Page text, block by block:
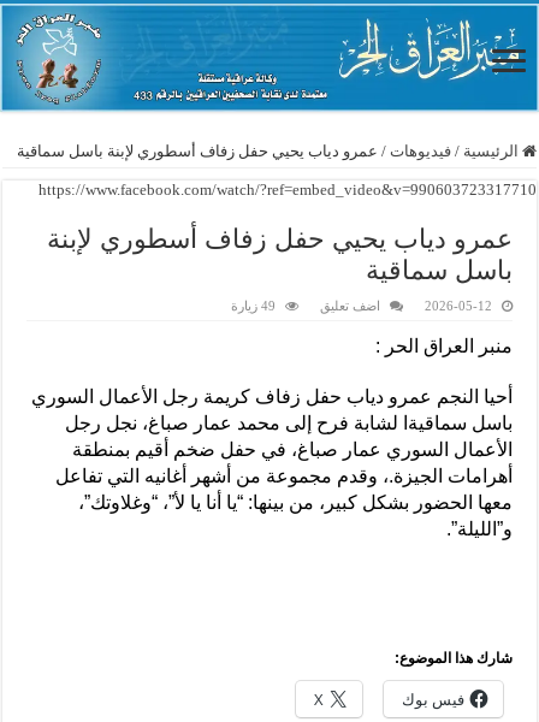
الرئيسية / فيديوهات / عمرو دياب يحيي حفل زفاف أسطوري لإبنة باسل سماقية
https://www.facebook.com/watch/?ref=embed_video&v=990603723317710
عمرو دياب يحيي حفل زفاف أسطوري لإبنة
باسل سماقية
2026-05-12 اضف تعليق 49 زيارة
منبر العراق الحر :
أحيا النجم عمرو دياب حفل زفاف كريمة رجل الأعمال السوري
باسل سماقيةا لشابة فرح إلى محمد عمار صباغ، نجل رجل
الأعمال السوري عمار صباغ، في حفل ضخم أقيم بمنطقة
أهرامات الجيزة.، وقدم مجموعة من أشهر أغانيه التي تفاعل
معها الحضور بشكل كبير، من بينها: “يا أنا يا لأ”، “وغلاوتك”،
و”الليلة”.
شارك هذا الموضوع:
فيس بوك X